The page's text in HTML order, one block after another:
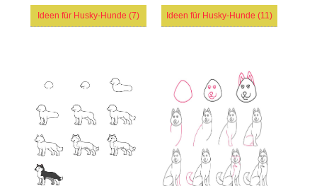
Ideen für Husky-Hunde (7) Ideen für Husky-Hunde (11)